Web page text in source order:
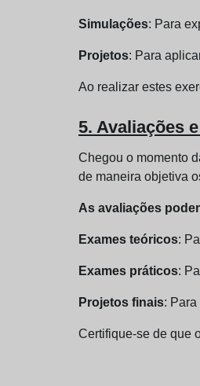
Simulações: Para
Projetos: Para
Ao realizar estes
5. Avaliações
Chegou o momento
de maneira objetiva
As avaliações
Exames teóricos:
Exames práticos:
Projetos finais:
Certifique-se de que